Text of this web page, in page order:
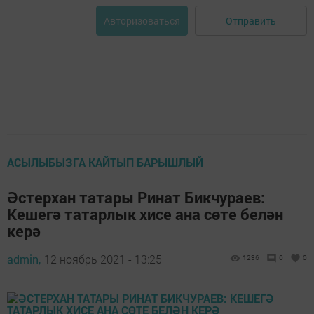
Авторизоваться Отправить
АСЫЛЫБЫЗГА КАЙТЫП БАРЫШЛЫЙ
Әстерхан татары Ринат Бикчураев:
Кешегә татарлык хисе ана сөте белән
керә
admin, 12 ноябрь 2021 - 13:25 1236 0 0